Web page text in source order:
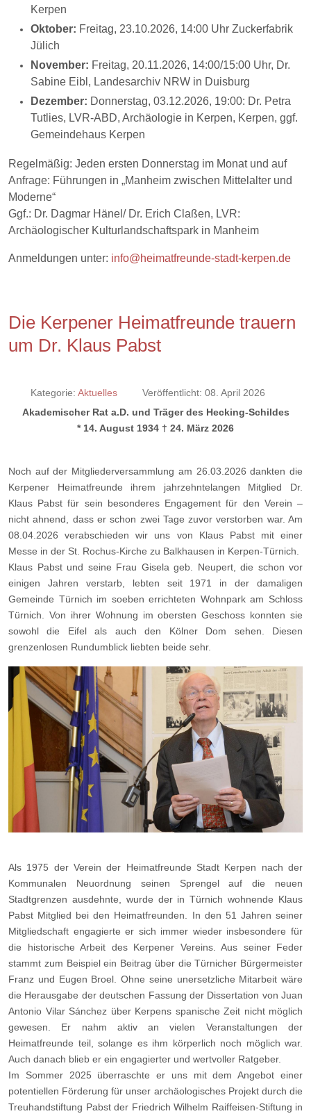
Kerpen
Oktober: Freitag, 23.10.2026, 14:00 Uhr Zuckerfabrik
Jülich
November: Freitag, 20.11.2026, 14:00/15:00 Uhr, Dr.
Sabine Eibl, Landesarchiv NRW in Duisburg
Dezember: Donnerstag, 03.12.2026, 19:00: Dr. Petra
Tutlies, LVR-ABD, Archäologie in Kerpen, Kerpen, ggf.
Gemeindehaus Kerpen
Regelmäßig: Jeden ersten Donnerstag im Monat und auf
Anfrage: Führungen in „Manheim zwischen Mittelalter und
Moderne“
Ggf.: Dr. Dagmar Hänel/ Dr. Erich Claßen, LVR:
Archäologischer Kulturlandschaftspark in Manheim
Anmeldungen unter: info@heimatfreunde-stadt-kerpen.de
Die Kerpener Heimatfreunde trauern
um Dr. Klaus Pabst
Kategorie: Aktuelles
Veröffentlicht: 08. April 2026
Akademischer Rat a.D. und Träger des Hecking-Schildes
* 14. August 1934 † 24. März 2026
Noch auf der Mitgliederversammlung am 26.03.2026 dankten die
Kerpener Heimatfreunde ihrem jahrzehntelangen Mitglied Dr.
Klaus Pabst für sein besonderes Engagement für den Verein –
nicht ahnend, dass er schon zwei Tage zuvor verstorben war. Am
08.04.2026 verabschieden wir uns von Klaus Pabst mit einer
Messe in der St. Rochus-Kirche zu Balkhausen in Kerpen-Türnich.
Klaus Pabst und seine Frau Gisela geb. Neupert, die schon vor
einigen Jahren verstarb, lebten seit 1971 in der damaligen
Gemeinde Türnich im soeben errichteten Wohnpark am Schloss
Türnich. Von ihrer Wohnung im obersten Geschoss konnten sie
sowohl die Eifel als auch den Kölner Dom sehen. Diesen
grenzenlosen Rundumblick liebten beide sehr.
Als 1975 der Verein der Heimatfreunde Stadt Kerpen nach der
Kommunalen Neuordnung seinen Sprengel auf die neuen
Stadtgrenzen ausdehnte, wurde der in Türnich wohnende Klaus
Pabst Mitglied bei den Heimatfreunden. In den 51 Jahren seiner
Mitgliedschaft engagierte er sich immer wieder insbesondere für
die historische Arbeit des Kerpener Vereins. Aus seiner Feder
stammt zum Beispiel ein Beitrag über die Türnicher Bürgermeister
Franz und Eugen Broel. Ohne seine unersetzliche Mitarbeit wäre
die Herausgabe der deutschen Fassung der Dissertation von Juan
Antonio Vilar Sánchez über Kerpens spanische Zeit nicht möglich
gewesen. Er nahm aktiv an vielen Veranstaltungen der
Heimatfreunde teil, solange es ihm körperlich noch möglich war.
Auch danach blieb er ein engagierter und wertvoller Ratgeber.
Im Sommer 2025 überraschte er uns mit dem Angebot einer
potentiellen Förderung für unser archäologisches Projekt durch die
Treuhandstiftung Pabst der Friedrich Wilhelm Raiffeisen-Stiftung in